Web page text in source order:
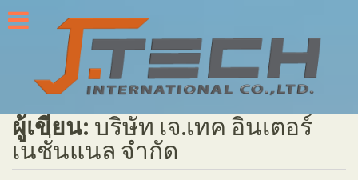
Skip
to
ผู้เขียน: บริษัท เจ.เทค อินเตอร์
เนชั่นแนล จำกัด